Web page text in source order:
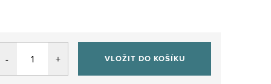
VLOŽIT DO KOŠÍKU